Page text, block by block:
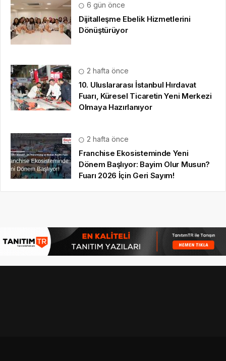
6 gün önce
Dijitalleşme Ebelik Hizmetlerini
Dönüştürüyor
2 hafta önce
10. Uluslararası İstanbul Hırdavat
Fuarı, Küresel Ticaretin Yeni Merkezi
Olmaya Hazırlanıyor
2 hafta önce
Franchise Ekosisteminde Yeni
Dönem Başlıyor: Bayim Olur Musun?
Fuarı 2026 İçin Geri Sayım!